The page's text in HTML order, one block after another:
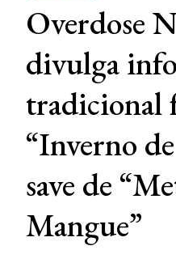
Overdose
divulga
tradicional
“Inverno
save de
Mangue”